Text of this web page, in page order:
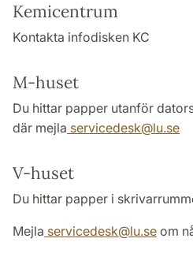
Kemicentrum
Kontakta infodisken KC
M-huset
Du hittar papper utanför
där mejla servicedesk@lu.se
V-huset
Du hittar papper i
Mejla servicedesk@lu.se om